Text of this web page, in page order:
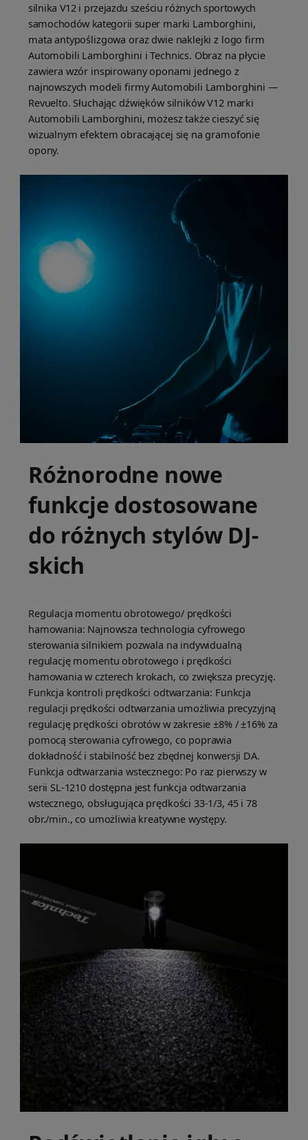
silnika V12 i przejazdu sześciu różnych sportowych
samochodów kategorii super marki Lamborghini,
mata antypoślizgowa oraz dwie naklejki z logo firm
Automobili Lamborghini i Technics. Obraz na płycie
zawiera wzór inspirowany oponami jednego z
najnowszych modeli firmy Automobili Lamborghini —
Revuelto. Słuchając dźwięków silników V12 marki
Automobili Lamborghini, możesz także cieszyć się
wizualnym efektem obracającej się na gramofonie
opony.
Różnorodne nowe
funkcje dostosowane
do różnych stylów DJ-
skich
Regulacja momentu obrotowego/ prędkości
hamowania: Najnowsza technologia cyfrowego
sterowania silnikiem pozwala na indywidualną
regulację momentu obrotowego i prędkości
hamowania w czterech krokach, co zwiększa precyzję.
Funkcja kontroli prędkości odtwarzania: Funkcja
regulacji prędkości odtwarzania umożliwia precyzyjną
regulację prędkości obrotów w zakresie ±8% / ±16% za
pomocą sterowania cyfrowego, co poprawia
dokładność i stabilność bez zbędnej konwersji DA.
Funkcja odtwarzania wstecznego: Po raz pierwszy w
serii SL-1210 dostępna jest funkcja odtwarzania
wstecznego, obsługująca prędkości 33-1/3, 45 i 78
obr./min., co umożliwia kreatywne występy.